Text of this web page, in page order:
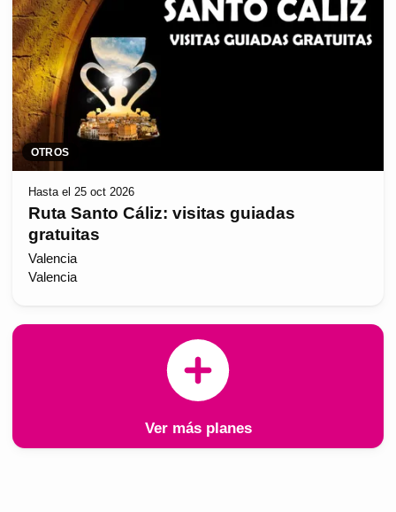
OTROS
Hasta el 25 oct 2026
Ruta Santo Cáliz: visitas guiadas
gratuitas
Valencia
Valencia
Ver más planes